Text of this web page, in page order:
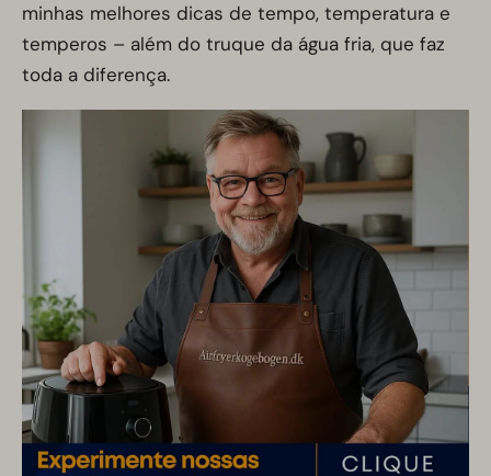
minhas melhores dicas de tempo, temperatura e
temperos – além do truque da água fria, que faz
toda a diferença.